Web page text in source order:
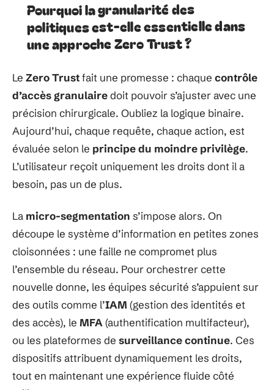
Pourquoi la granularité des
politiques est-elle essentielle dans
une approche Zero Trust ?
Le Zero Trustfait une promesse : chaque contrôle
d’accès granulairedoit pouvoir s’ajuster avec une
précision chirurgicale. Oubliez la logique binaire.
Aujourd’hui, chaque requête, chaque action, est
évaluée selon le principe du moindre privilège.
L’utilisateur reçoit uniquement les droits dont il a
besoin, pas un de plus.
La micro-segmentation s’impose alors. On
découpe le système d’information en petites zones
cloisonnées : une faille ne compromet plus
l’ensemble du réseau. Pour orchestrer cette
nouvelle donne, les équipes sécurité s’appuient sur
des outils comme l’IAM (gestion des identités et
des accès), le MFA (authentification multifacteur),
ou les plateformes de surveillance continue. Ces
dispositifs attribuent dynamiquement les droits,
tout en maintenant une expérience fluide côté